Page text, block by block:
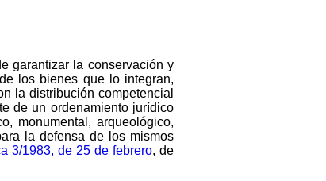
garantizar la conservación y
los bienes que lo integran,
la distribución competencial
de un ordenamiento jurídico
monumental, arqueológico,
la defensa de los mismos
3/1983, de 25 de febrero, de